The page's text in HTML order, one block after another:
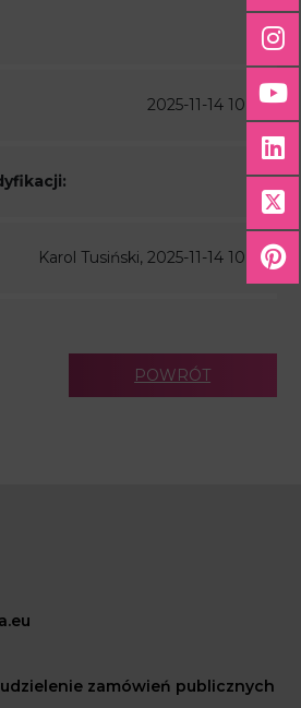
2025-11-14 10:18
Karol Tusiński, 2025-11-14 10:18
POWRÓT
zamówień publicznych